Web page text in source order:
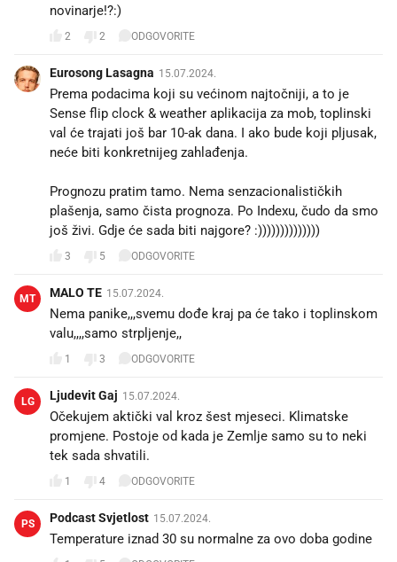
novinarje!?:)
2 2 ODGOVORITE
Eurosong Lasagna 15.07.2024.
Prema podacima koji su većinom najtočniji, a to je
Sense flip clock & weather aplikacija za mob, toplinski
val će trajati još bar 10-ak dana. I ako bude koji pljusak,
neće biti konkretnijeg zahlađenja.
Prognozu pratim tamo. Nema senzacionalističkih
plašenja, samo čista prognoza. Po Indexu, čudo da smo
još živi. Gdje će sada biti najgore? :))))))))))))))
3 5 ODGOVORITE
MT MALO TE 15.07.2024.
Nema panike,,,svemu dođe kraj pa će tako i toplinskom
valu,,,,samo strpljenje,,
1 3 ODGOVORITE
LG Ljudevit Gaj 15.07.2024.
Očekujem aktički val kroz šest mjeseci. Klimatske
promjene. Postoje od kada je Zemlje samo su to neki
tek sada shvatili.
1 4 ODGOVORITE
PS Podcast Svjetlost 15.07.2024.
Temperature iznad 30 su normalne za ovo doba godine